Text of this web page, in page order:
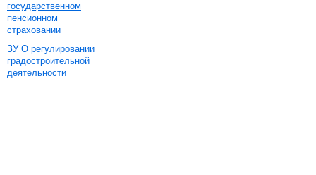
государственном
пенсионном
страховании
ЗУ О регулировании
градостроительной
деятельности